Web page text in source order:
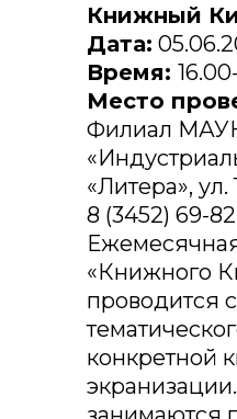
Книжный
Дата:
Время:
Место
Филиал
«Литера», ул.
8 (3452) 69-
«Книжного
проводится
конкретной